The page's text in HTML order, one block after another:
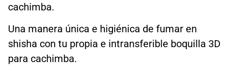
cachimba.
Una manera única e higiénica de fumar en
shisha con tu propia e intransferible boquilla 3D
para cachimba.